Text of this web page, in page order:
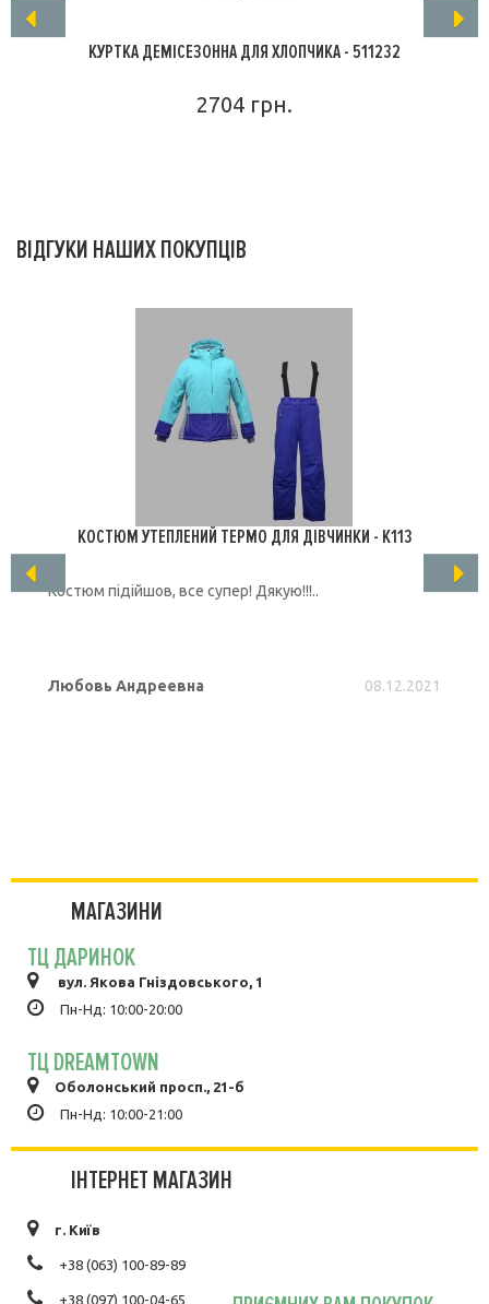
КУРТКА ДЕМІСЕЗОННА ДЛЯ ХЛОПЧИКА - 511232
2704 грн.
ВІДГУКИ НАШИХ ПОКУПЦІВ
КОСТЮМ УТЕПЛЕНИЙ ТЕРМО ДЛЯ ДІВЧИНКИ - K113
Костюм підійшов, все супер! Дякую!!!..
Любовь Андреевна 08.12.2021
МАГАЗИНИ
ТЦ ДАРИНОК
вул. Якова Гніздовського, 1
Пн-Нд: 10:00-20:00
ТЦ DREAMTOWN
Оболонський просп., 21-б
Пн-Нд: 10:00-21:00
ІНТЕРНЕТ МАГАЗИН
г. Київ
+38 (063) 100-89-89
+38 (097) 100-04-65